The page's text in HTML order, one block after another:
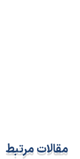
مقالات مرتبط